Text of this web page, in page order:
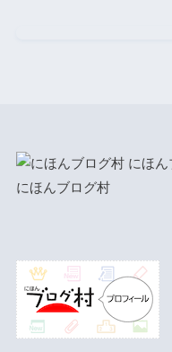
にほんブログ村